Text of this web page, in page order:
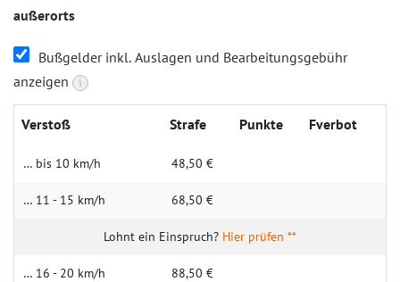
außerorts
Bußgelder inkl. Auslagen und Bearbeitungsgebühr
anzeigen
i
Verstoß Strafe Punkte Fverbot
… bis 10 km/h 48,50 €
… 11 - 15 km/h 68,50 €
Hier prüfen **
… 16 - 20 km/h 88,50 €